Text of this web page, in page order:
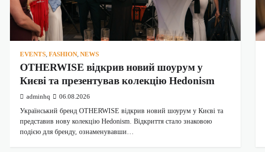
EVENTS, FASHION, NEWS
OTHERWISE відкрив новий шоурум у
Києві та презентував колекцію Hedonism
adminhq 06.08.2026
Український бренд OTHERWISE відкрив новий шоурум у Києві та
представив нову колекцію Hedonism. Відкриття стало знаковою
подією для бренду, ознаменувавши…